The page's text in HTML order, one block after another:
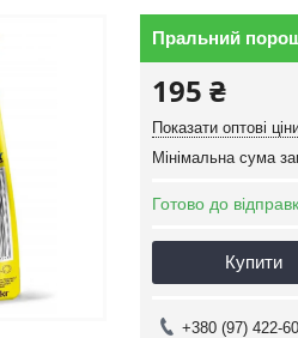
Пральний
195 ₴
Показати оптові
Мінімальна сума
Готово до
Купити
+380 (97) 422-